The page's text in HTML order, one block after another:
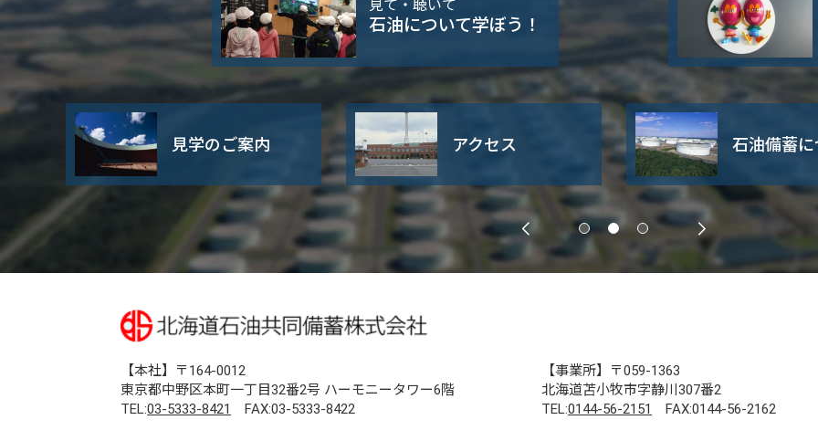
見て・聴いて
石油について学ぼう！
見学のご案内 アクセス 石油備蓄に
【本社】〒164-0012
東京都中野区本町一丁目32番2号 ハーモニータワー6階
TEL:03-5333-8421 FAX:03-5333-8422
【事業所】〒059-1363
北海道苫小牧市字静川307番2
TEL:0144-56-2151 FAX:0144-56-2162